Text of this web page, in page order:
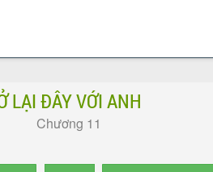
LẠI ĐÂY VỚI ANH
Chương 11